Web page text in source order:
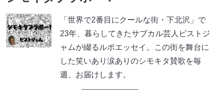
「世界で2番目にクールな街・下北沢」で
23年、暮らしてきたサブカル芸人ピストジ
ャムが綴るルポエッセイ。この街を舞台に
した笑いあり涙ありのシモキタ賛歌を毎
週、お届けします。